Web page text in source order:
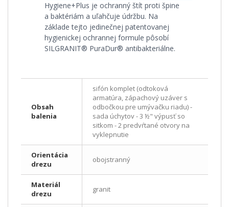
Hygiene+Plus je ochranný štít proti špine
a baktériám a uľahčuje údržbu. Na
základe tejto jedinečnej patentovanej
hygienickej ochrannej formule pôsobí
SILGRANIT® PuraDur® antibakteriálne.
Obsah
balenia
sifón komplet (odtoková
armatúra, zápachový uzáver s
odbočkou pre umývačku riadu) -
sada úchytov - 3 ½" výpusť so
sitkom - 2 predvŕtané otvory na
vyklepnutie
Orientácia
drezu
obojstranný
Materiál
drezu
granit